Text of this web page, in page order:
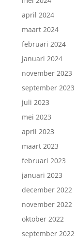
april 2024
maart 2024
februari 2024
januari 2024
november 2023
september 2023
juli 2023
mei 2023
april 2023
maart 2023
februari 2023
januari 2023
december 2022
november 2022
oktober 2022
september 2022